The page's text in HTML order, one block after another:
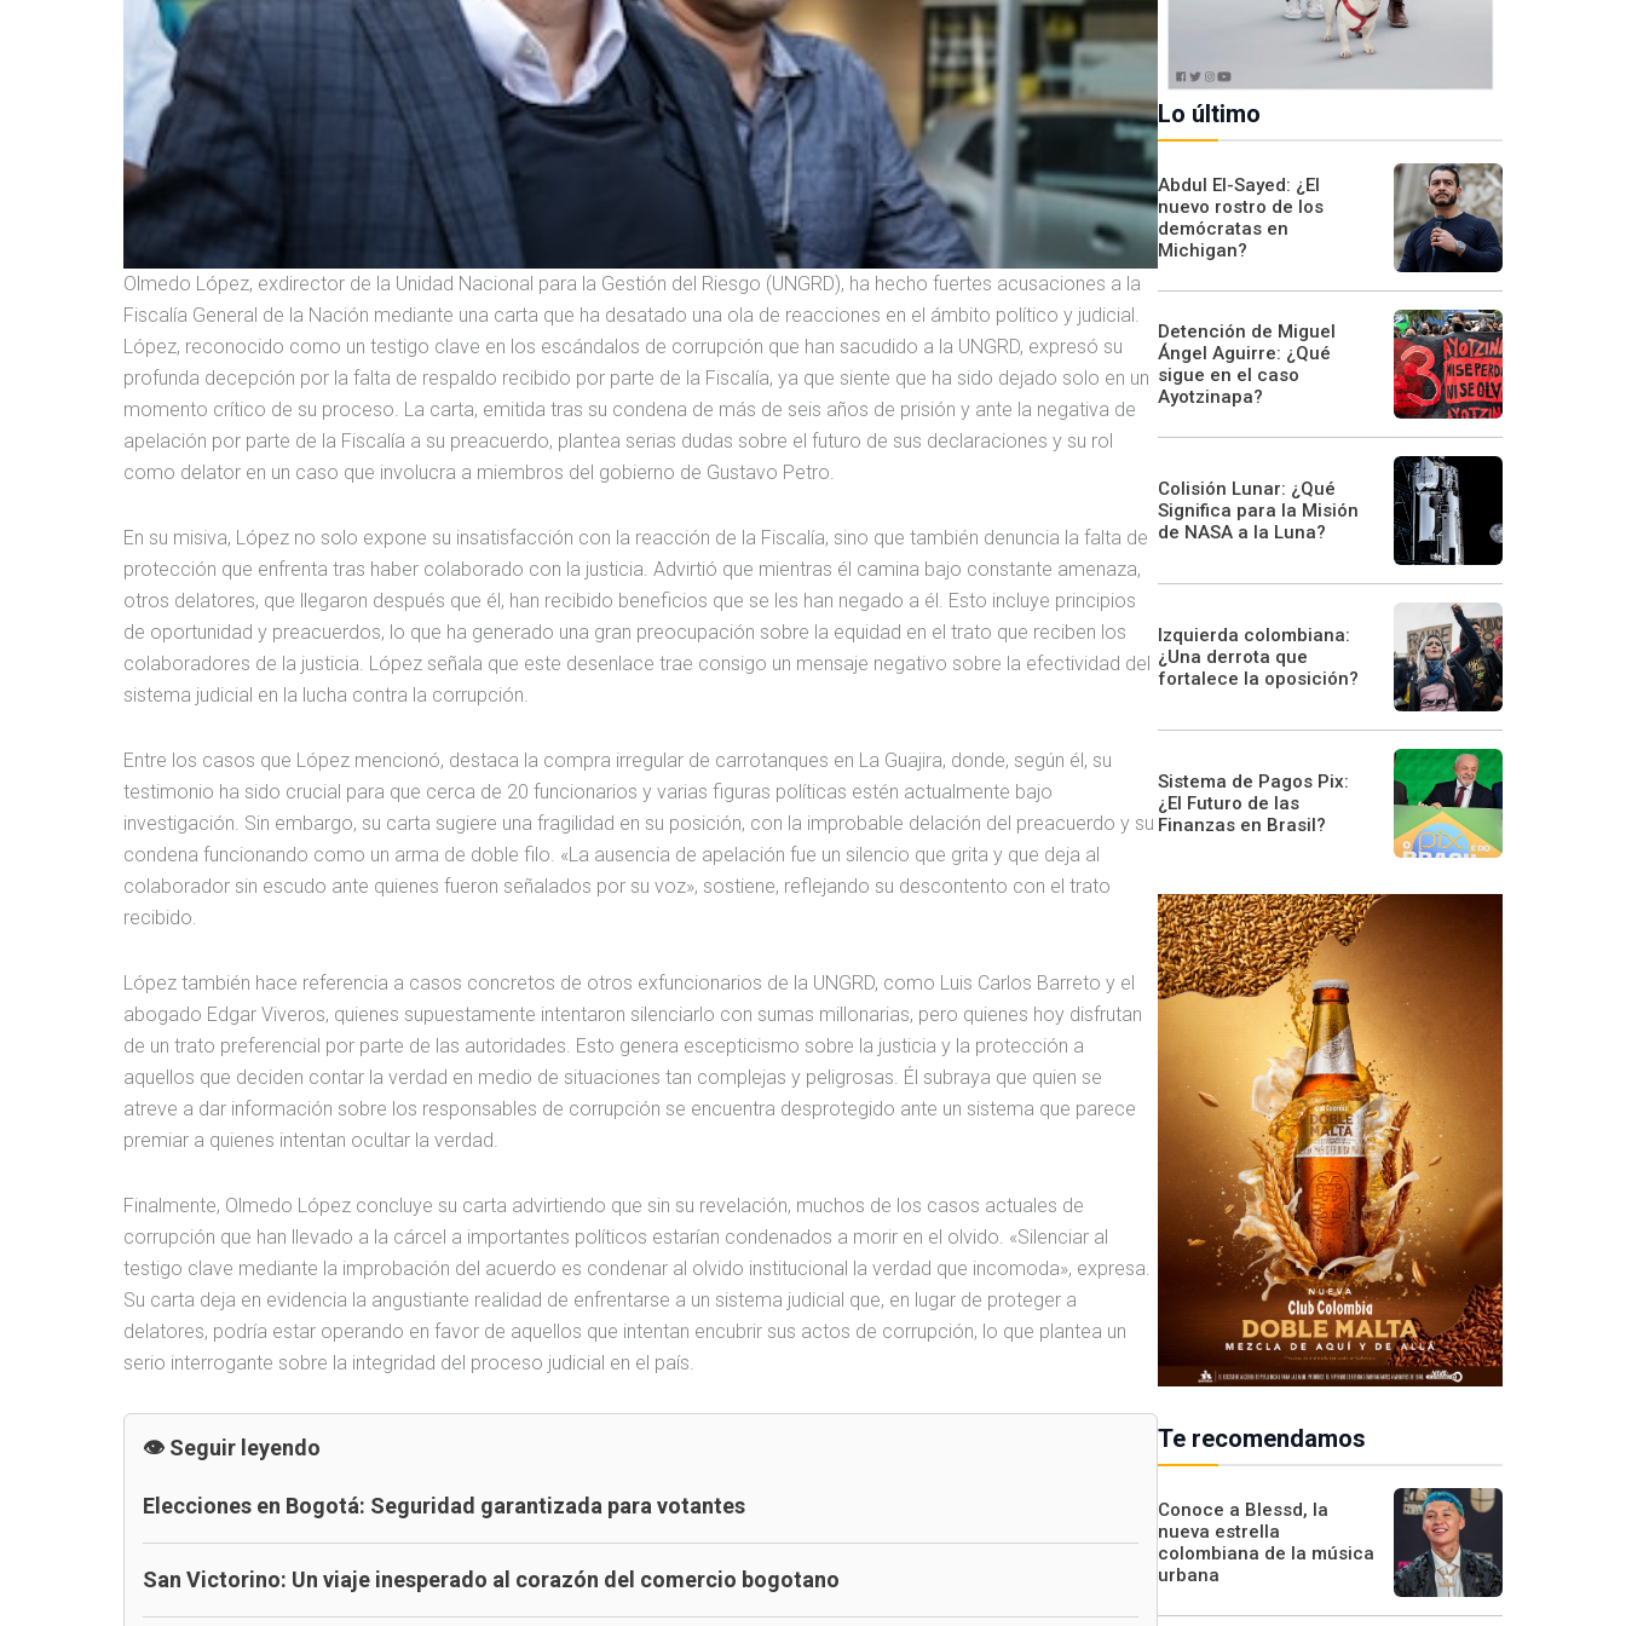
Olmedo López, exdirector de la Unidad Nacional para la Gestión del Riesgo (UNGRD), ha hecho fuertes acusaciones a la
Fiscalía General de la Nación mediante una carta que ha desatado una ola de reacciones en el ámbito político y judicial.
López, reconocido como un testigo clave en los escándalos de corrupción que han sacudido a la UNGRD, expresó su
profunda decepción por la falta de respaldo recibido por parte de la Fiscalía, ya que siente que ha sido dejado solo en un
momento crítico de su proceso. La carta, emitida tras su condena de más de seis años de prisión y ante la negativa de
apelación por parte de la Fiscalía a su preacuerdo, plantea serias dudas sobre el futuro de sus declaraciones y su rol
como delator en un caso que involucra a miembros del gobierno de Gustavo Petro.
En su misiva, López no solo expone su insatisfacción con la reacción de la Fiscalía, sino que también denuncia la falta de
protección que enfrenta tras haber colaborado con la justicia. Advirtió que mientras él camina bajo constante amenaza,
otros delatores, que llegaron después que él, han recibido beneficios que se les han negado a él. Esto incluye principios
de oportunidad y preacuerdos, lo que ha generado una gran preocupación sobre la equidad en el trato que reciben los
colaboradores de la justicia. López señala que este desenlace trae consigo un mensaje negativo sobre la efectividad del
sistema judicial en la lucha contra la corrupción.
Entre los casos que López mencionó, destaca la compra irregular de carrotanques en La Guajira, donde, según él, su
testimonio ha sido crucial para que cerca de 20 funcionarios y varias figuras políticas estén actualmente bajo
investigación. Sin embargo, su carta sugiere una fragilidad en su posición, con la improbable delación del preacuerdo y su
condena funcionando como un arma de doble filo. «La ausencia de apelación fue un silencio que grita y que deja al
colaborador sin escudo ante quienes fueron señalados por su voz», sostiene, reflejando su descontento con el trato
recibido.
López también hace referencia a casos concretos de otros exfuncionarios de la UNGRD, como Luis Carlos Barreto y el
abogado Edgar Viveros, quienes supuestamente intentaron silenciarlo con sumas millonarias, pero quienes hoy disfrutan
de un trato preferencial por parte de las autoridades. Esto genera escepticismo sobre la justicia y la protección a
aquellos que deciden contar la verdad en medio de situaciones tan complejas y peligrosas. Él subraya que quien se
atreve a dar información sobre los responsables de corrupción se encuentra desprotegido ante un sistema que parece
premiar a quienes intentan ocultar la verdad.
Finalmente, Olmedo López concluye su carta advirtiendo que sin su revelación, muchos de los casos actuales de
corrupción que han llevado a la cárcel a importantes políticos estarían condenados a morir en el olvido. «Silenciar al
testigo clave mediante la improbación del acuerdo es condenar al olvido institucional la verdad que incomoda», expresa.
Su carta deja en evidencia la angustiante realidad de enfrentarse a un sistema judicial que, en lugar de proteger a
delatores, podría estar operando en favor de aquellos que intentan encubrir sus actos de corrupción, lo que plantea un
serio interrogante sobre la integridad del proceso judicial en el país.
Seguir leyendo
Elecciones en Bogotá: Seguridad garantizada para votantes
San Victorino: Un viaje inesperado al corazón del comercio bogotano
Lo último
Abdul El-Sayed: ¿El
nuevo rostro de los
demócratas en
Michigan?
Detención de Miguel
Ángel Aguirre: ¿Qué
sigue en el caso
Ayotzinapa?
Colisión Lunar: ¿Qué
Significa para la Misión
de NASA a la Luna?
Izquierda colombiana:
¿Una derrota que
fortalece la oposición?
Sistema de Pagos Pix:
¿El Futuro de las
Finanzas en Brasil?
Te recomendamos
Conoce a Blessd, la
nueva estrella
colombiana de la música
urbana